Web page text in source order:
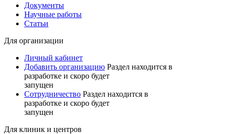
Документы
Научные работы
Статьи
Для организации
Личный кабинет
Добавить организацию Раздел находится в
разработке и скоро будет
запущен
Сотрудничество Раздел находится в
разработке и скоро будет
запущен
Для клиник и центров